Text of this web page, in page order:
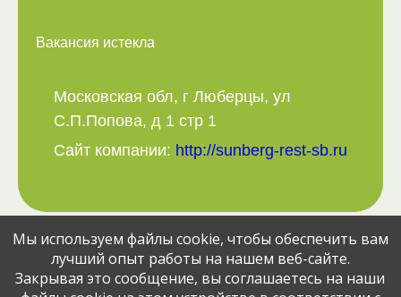
Вакансия истекла
Московская обл, г Люберцы, ул
С.П.Попова, д 1 стр 1
Сайт компании: http://sunberg-rest-sb.ru
Поделитесь вакансией с друзьями:
Мы используем файлы cookie, чтобы обеспечить вам
лучший опыт работы на нашем веб-сайте.
Закрывая это сообщение, вы соглашаетесь на наши